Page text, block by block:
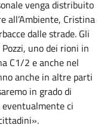
venga distribuito
all’Ambiente, Cristina
dalle strade. Gli
uno dei rioni in
C1/2 e anche nel
anche in altre parti
in grado di
ci